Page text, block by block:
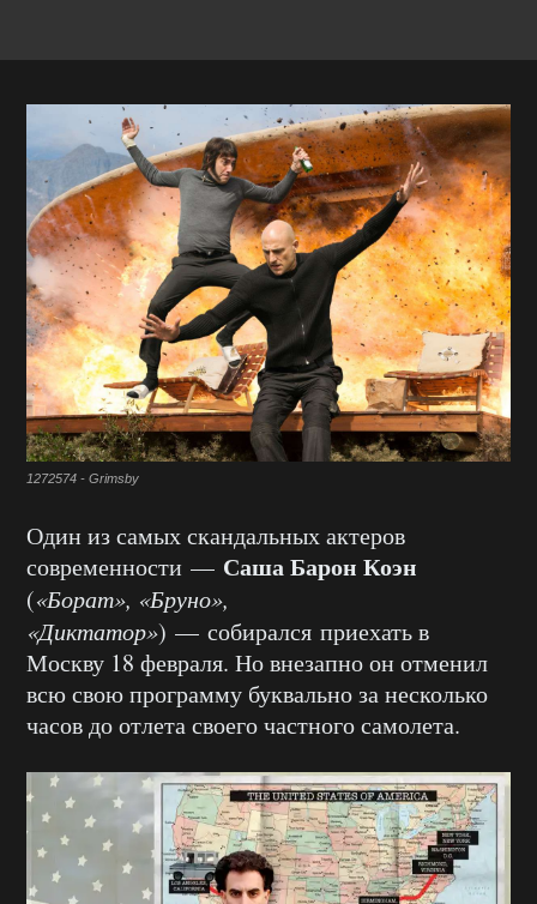
1272574 - Grimsby
Один из самых скандальных актеров
современности — Саша Барон Коэн
(«Борат», «Бруно»,
«Диктатор») — собирался приехать в
Москву 18 февраля. Но внезапно он отменил
всю свою программу буквально за несколько
часов до отлета своего частного самолета.